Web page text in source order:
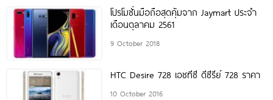
โปรโมชั่นมือถือสุดคุ้มจาก Jaymart ประจำ
เดือนตุลาคม 2561
9 October 2018
HTC Desire 728 เอชทีซี ดีซีรีย์ 728 ราคา
10 October 2016